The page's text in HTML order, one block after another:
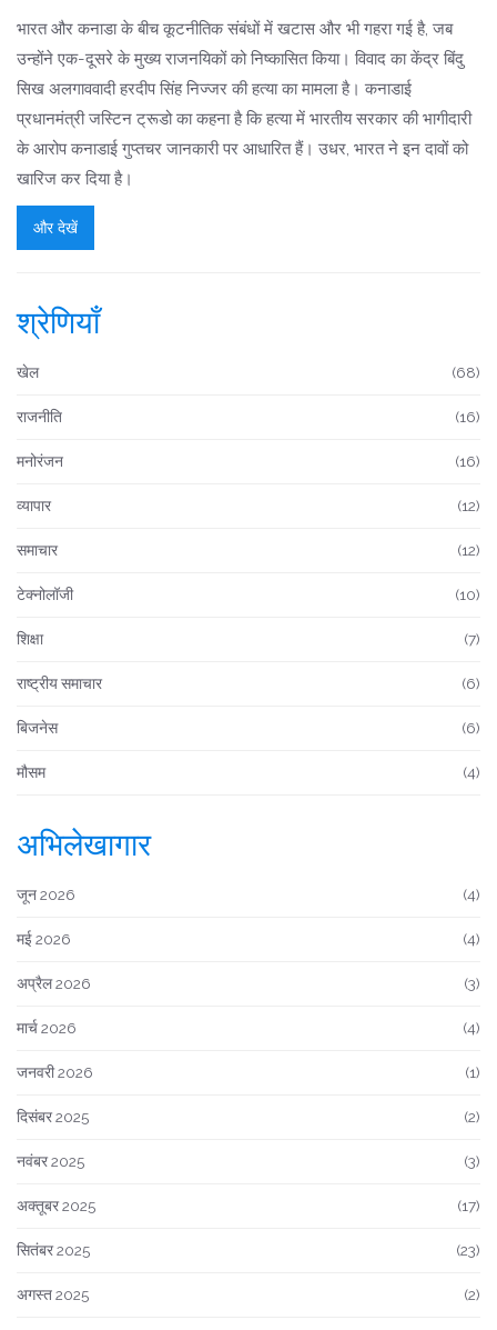
भारत और कनाडा के बीच कूटनीतिक संबंधों में खटास और भी गहरा गई है, जब
उन्होंने एक-दूसरे के मुख्य राजनयिकों को निष्कासित किया। विवाद का केंद्र बिंदु
सिख अलगाववादी हरदीप सिंह निज्जर की हत्या का मामला है। कनाडाई
प्रधानमंत्री जस्टिन ट्रूडो का कहना है कि हत्या में भारतीय सरकार की भागीदारी
के आरोप कनाडाई गुप्तचर जानकारी पर आधारित हैं। उधर, भारत ने इन दावों को
खारिज कर दिया है।
और देखें
श्रेणियाँ
खेल (68)
राजनीति (16)
मनोरंजन (16)
व्यापार (12)
समाचार (12)
टेक्नोलॉजी (10)
शिक्षा (7)
राष्ट्रीय समाचार (6)
बिजनेस (6)
मौसम (4)
अभिलेखागार
जून 2026 (4)
मई 2026 (4)
अप्रैल 2026 (3)
मार्च 2026 (4)
जनवरी 2026 (1)
दिसंबर 2025 (2)
नवंबर 2025 (3)
अक्तूबर 2025 (17)
सितंबर 2025 (23)
अगस्त 2025 (2)